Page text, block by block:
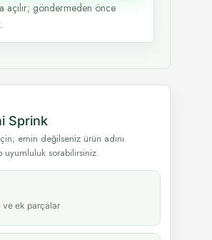
açılır; göndermeden önce
Sprink
emin değilseniz ürün adını
sorabilirsiniz.
ve ek parçalar